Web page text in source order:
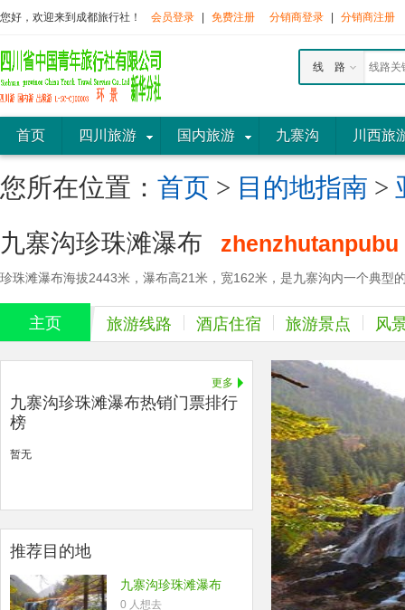
您好，欢迎来到成都旅行社！ 会员登录 免费注册 分销商登录 分销商注册
线 路
首页 四川旅游 国内旅游 九寨沟 川西旅
您所在位置： 首页 > 目的地指南 >
九寨沟珍珠滩瀑布 zhenzhutanpubu
珍珠滩瀑布海拔2443米，瀑布高21米，宽162米，是九寨沟内一个典
主页 旅游线路 酒店住宿 旅游景点 风
更多
九寨沟珍珠滩瀑布热销门票排行
榜
暂无
推荐目的地
九寨沟珍珠滩瀑布
0 人想去